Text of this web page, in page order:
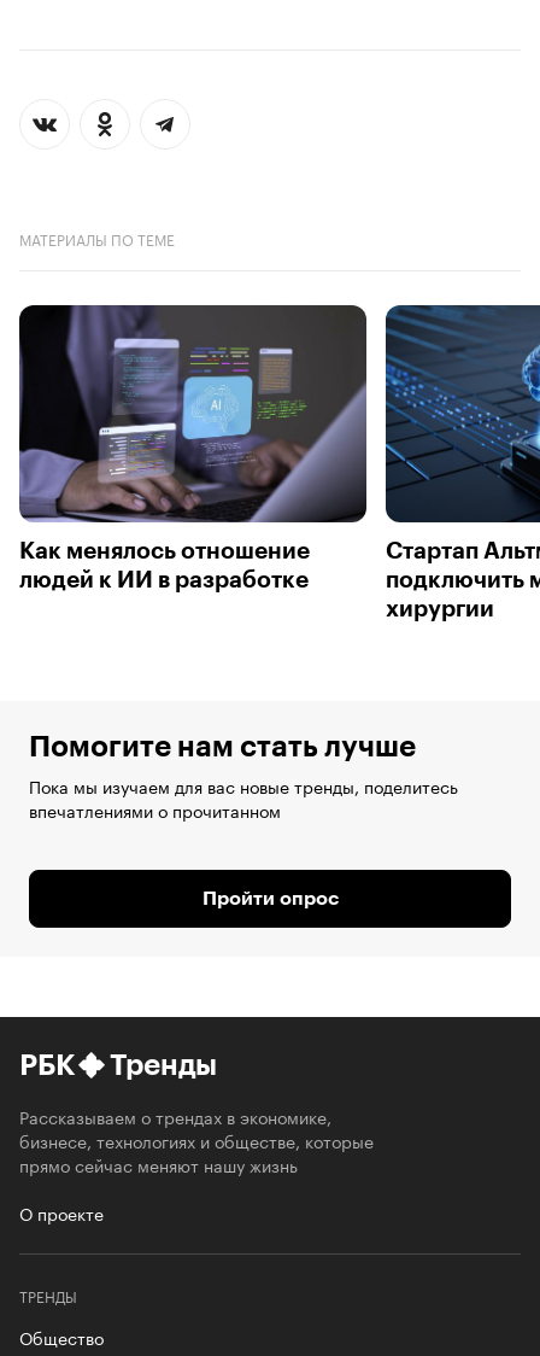
МАТЕРИАЛЫ ПО ТЕМЕ
Как менялось отношение
людей к ИИ в разработке
Стартап
подключить
хирургии
Помогите нам стать лучше
Пока мы изучаем для вас новые тренды, поделитесь
впечатлениями о прочитанном
Пройти опрос
РБК Тренды
Рассказываем о трендах в экономике,
бизнесе, технологиях и обществе, которые
прямо сейчас меняют нашу жизнь
О проекте
ТРЕНДЫ
Общество